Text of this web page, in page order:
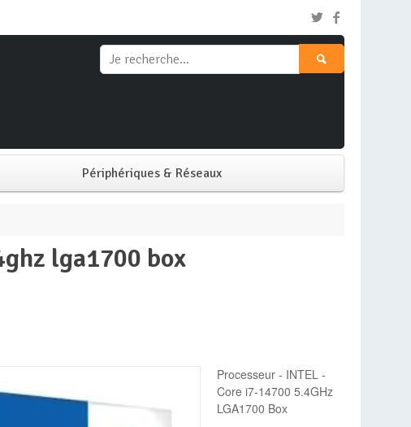
Périphériques & Réseaux
Ecran PC
lga1700 box
Processeur - INTEL -
Core i7-14700 5.4GHz
LGA1700 Box